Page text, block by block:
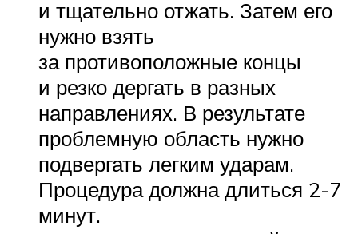
и тщательно отжать. Затем его
нужно взять
за противоположные концы
и резко дергать в разных
направлениях. В результате
проблемную область нужно
подвергать легким ударам.
Процедура должна длиться 2-7
минут.